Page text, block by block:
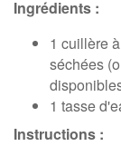
Ingrédients :
1 cuillère
séchées
1 tasse
Instructions :